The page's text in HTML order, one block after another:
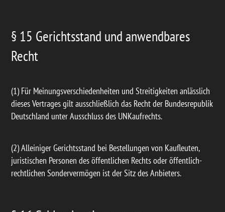
§ 15 Gerichtsstand und anwendbares
Recht
(1) Für Meinungsverschiedenheiten und Streitigkeiten anlässlich
dieses Vertrages gilt ausschließlich das Recht der Bundesrepublik
Deutschland unter Ausschluss des UNKaufrechts.
(2) Alleiniger Gerichtsstand bei Bestellungen von Kaufleuten,
juristischen Personen des öffentlichen Rechts oder öffentlich-
rechtlichen Sondervermögen ist der Sitz des Anbieters.